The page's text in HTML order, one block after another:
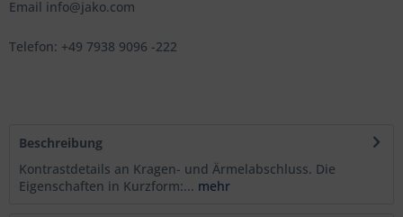
Email info@jako.com
Telefon: +49 7938 9096 -222
Beschreibung
Kontrastdetails an Kragen- und Ärmelabschluss. Die
Eigenschaften in Kurzform:... mehr